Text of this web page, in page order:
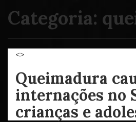
Categoria:
<>
Queimadura
internações no
crianças e